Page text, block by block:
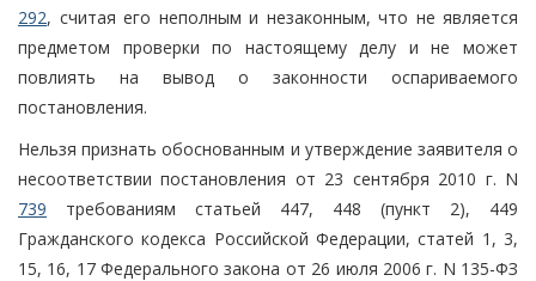
292, считая его неполным и незаконным, что не является
предметом проверки по настоящему делу и не может
повлиять на вывод о законности оспариваемого
постановления.
Нельзя признать обоснованным и утверждение заявителя о
несоответствии постановления от 23 сентября 2010 г. N
739 требованиям статьей 447, 448 (пункт 2), 449
Гражданского кодекса Российской Федерации, статей 1, 3,
15, 16, 17 Федерального закона от 26 июля 2006 г. N 135-ФЗ